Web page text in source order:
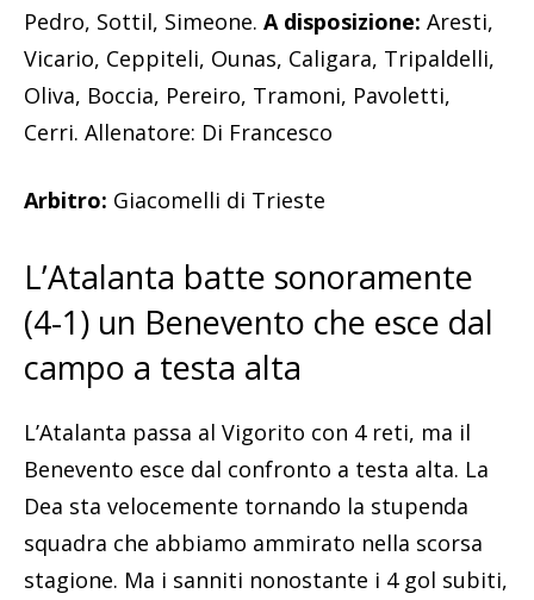
Pedro, Sottil, Simeone. A disposizione: Aresti,
Vicario, Ceppiteli, Ounas, Caligara, Tripaldelli,
Oliva, Boccia, Pereiro, Tramoni, Pavoletti,
Cerri. Allenatore: Di Francesco
Arbitro: Giacomelli di Trieste
L’Atalanta batte sonoramente
(4-1) un Benevento che esce dal
campo a testa alta
L’Atalanta passa al Vigorito con 4 reti, ma il
Benevento esce dal confronto a testa alta. La
Dea sta velocemente tornando la stupenda
squadra che abbiamo ammirato nella scorsa
stagione. Ma i sanniti nonostante i 4 gol subiti,